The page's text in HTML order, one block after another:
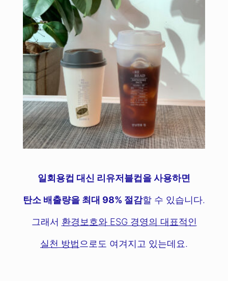
일회용컵 대신 리유저블컵을 사용하면
탄소 배출량을 최대 98% 절감할 수 있습니다.
그래서 환경보호와 ESG 경영의 대표적인
실천 방법 으로도 여겨지고 있는데요.